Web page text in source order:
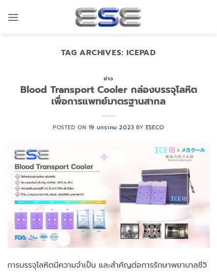
TAG ARCHIVES:ICEPAD
ข่าว
Blood Transport Cooler กล่องบรรจุโลหิต
เพื่อการแพทย์มาตรฐานสากล
POSTED ON 19 มกราคม 2023 BY ESECO
การบรรจุโลหิตมีความจำเป็น และสำคัญต่อการรักษาพยาบาลชีวิ